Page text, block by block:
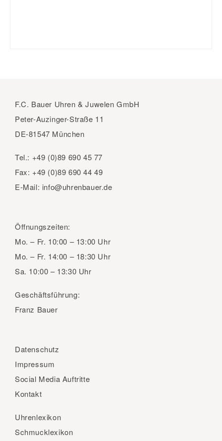
F.C. Bauer Uhren & Juwelen GmbH
Peter-Auzinger-Straße 11
DE-81547 München
Tel.: +49 (0)89 690 45 77
Fax: +49 (0)89 690 44 49
E-Mail: info@uhrenbauer.de
Öffnungszeiten:
Mo. – Fr. 10:00 – 13:00 Uhr
Mo. – Fr. 14:00 – 18:30 Uhr
Sa. 10:00 – 13:30 Uhr
Geschäftsführung:
Franz Bauer
Datenschutz
Impressum
Social Media Auftritte
Kontakt
Uhrenlexikon
Schmucklexikon